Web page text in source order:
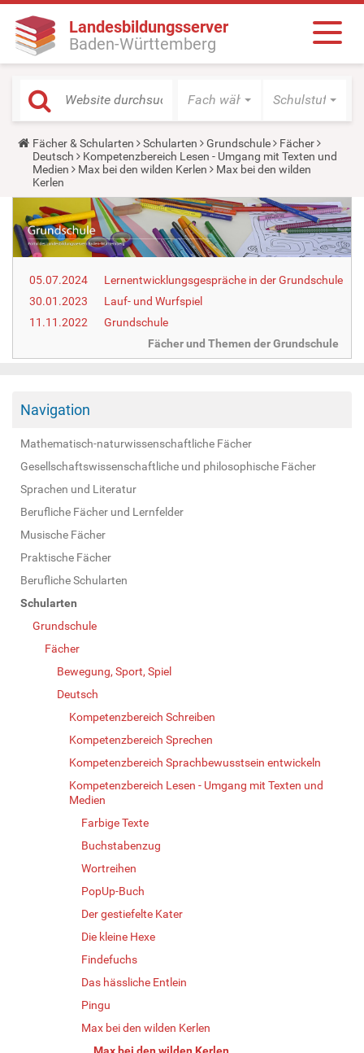
Landesbildungsserver
Baden-Württemberg
Fach wählen Schulstufe
Y
o
u
a
r
h
e
r
e
Fächer & Schularten Schularten Grundschule
Fächer
Deutsch
Kompetenzbereich Lesen - Umgang mit Texten und
Medien
Max bei den wilden Kerlen
Max bei den wilden
Kerlen
05.07.2024
Lernentwicklungsgespräche in der Grundschule
30.01.2023
Lauf- und Wurfspiel
11.11.2022
Grundschule
Fächer und Themen der Grundschule
Navigation
Mathematisch-naturwissenschaftliche Fächer
Gesellschaftswissenschaftliche und philosophische Fächer
Sprachen und Literatur
Berufliche Fächer und Lernfelder
Musische Fächer
Praktische Fächer
Berufliche Schularten
Schularten
Grundschule
Fächer
Bewegung, Sport, Spiel
Deutsch
Kompetenzbereich Schreiben
Kompetenzbereich Sprechen
Kompetenzbereich Sprachbewusstsein entwickeln
Kompetenzbereich Lesen - Umgang mit Texten und
Medien
Farbige Texte
Buchstabenzug
Wortreihen
PopUp-Buch
Der gestiefelte Kater
Die kleine Hexe
Findefuchs
Das hässliche Entlein
Pingu
Max bei den wilden Kerlen